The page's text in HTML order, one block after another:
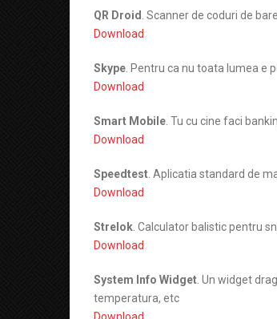
QR Droid . Scanner de coduri de bare.
Download
Skype . Pentru ca nu toata lumea e
Download
Smart Mobile . Tu cu cine faci
Download
Speedtest . Aplicatia standard de
Download
Strelok . Calculator balistic pentru
Download
System Info Widget . Un widget
temperatura, etc